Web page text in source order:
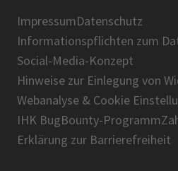
Über uns
Presse
IHK-Magazin
BIHK
DIHK
AHK
IHK-Standortportal
ImpressumDatenschutz
Informationspflichten zum
Social-Media-Konzept
Hinweise zur Einlegung von
Webanalyse & Cookie
IHK BugBounty-Programm
Erklärung zur Barrierefreiheit